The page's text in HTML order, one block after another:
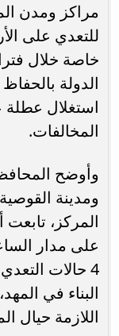
مراكز ومدن
للتعدي على
خاصة خلال
الدولة
استغلال عطلة
المخالفات.
وأوضح
ومدينة
المركز،
على مدار
4 حالات
البناء في
اللازمة حيال